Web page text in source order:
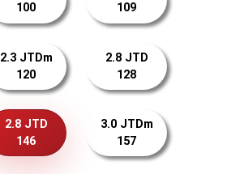
100
109
2.3 JTDm
120
2.8 JTD
128
2.8 JTD
146
3.0 JTDm
157